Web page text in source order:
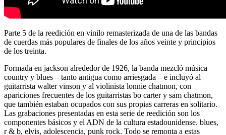
Parte 5 de la reedición en vinilo remasterizada de una de las bandas
de cuerdas más populares de finales de los años veinte y principios
de los treinta.
Formada en jackson alrededor de 1926, la banda mezcló música
country y blues – tanto antigua como arriesgada – e incluyó al
guitarrista walter vinson y al violinista lonnie chatmon, con
apariciones frecuentes de los guitarristas bo carter y sam chatmon,
que también estaban ocupados con sus propias carreras en solitario.
Las grabaciones presentadas en esta serie de reedición son los
componentes básicos y el ADN de la cultura estadounidense. blues,
r & b, elvis, adolescencia, punk rock. Todo se remonta a estas